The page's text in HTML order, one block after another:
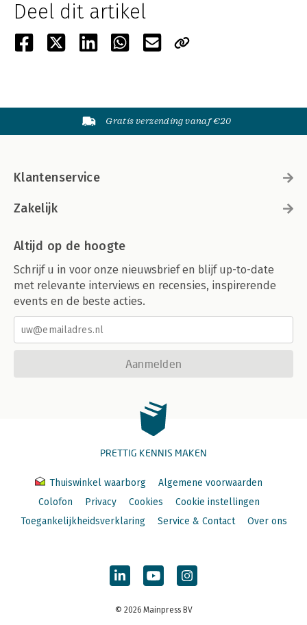
Deel dit artikel
Gratis verzending vanaf €20
Klantenservice
Zakelijk
Altijd op de hoogte
Schrijf u in voor onze nieuwsbrief en blijf up-to-date
met relevante interviews en recensies, inspirerende
events en de beste acties.
Aanmelden
PRETTIG KENNIS MAKEN
Thuiswinkel waarborg
Algemene voorwaarden
Colofon
Privacy Cookies
Cookie instellingen
Toegankelijkheidsverklaring
Service & Contact Over ons
© 2026 Mainpress BV